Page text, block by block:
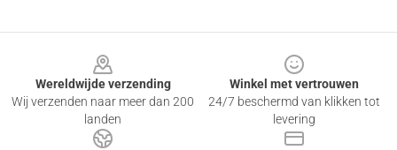
Wereldwijde verzending
Wij verzenden naar meer dan 200
landen
Winkel met vertrouwen
24/7 beschermd van klikken tot
levering